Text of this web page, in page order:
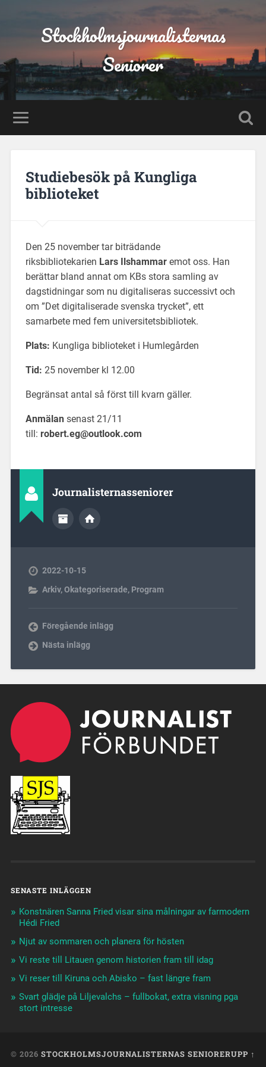
Stockholmsjournalisternas
Seniorer
Studiebesök på Kungliga
biblioteket
Den 25 november tar biträdande
riksbibliotekarien Lars Ilshammaremot oss. Han
berättar bland annat om KBs stora samling av
dagstidningar som nu digitaliseras successivt och
om ”Det digitaliserade svenska trycket”, ett
samarbete med fem universitetsbibliotek.
Plats: Kungliga biblioteket i Humlegården
Tid: 25 november kl 12.00
Begränsat antal så först till kvarn gäller.
Anmälansenast 21/11
till: robert.eg@outlook.com
Journalisternasseniorer
2022-10-15
Arkiv,Okategoriserade, Program
Föregående inlägg
Nästa inlägg
SENASTE INLÄGGEN
Konstnären Sanna Fried visar sina målningar av farmodern
Hédi Fried
Njut av sommaren och planera för hösten
Vi reste till Litauen genom historien fram till idag
Vi reser till Kiruna och Abisko – fast längre fram
Svart glädje på Liljevalchs – fullbokat, extra visning pga
stort intresse
© 2026 STOCKHOLMSJOURNALISTERNAS SENIORERUPP ↑